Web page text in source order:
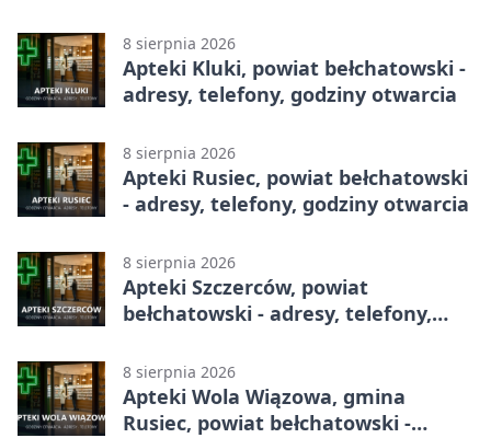
8 sierpnia 2026
Apteki Kluki, powiat bełchatowski -
adresy, telefony, godziny otwarcia
8 sierpnia 2026
Apteki Rusiec, powiat bełchatowski
- adresy, telefony, godziny otwarcia
8 sierpnia 2026
Apteki Szczerców, powiat
bełchatowski - adresy, telefony,
8 sierpnia 2026
Apteki Wola Wiązowa, gmina
Rusiec, powiat bełchatowski -